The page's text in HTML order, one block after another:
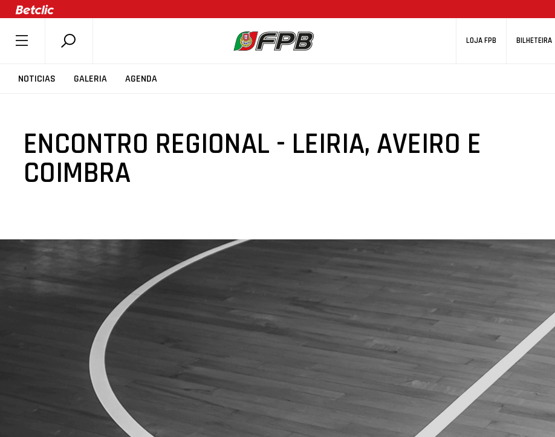
LOJA FPB BILHETEIRA
NOTICIAS GALERIA AGENDA
SOBRE A FPB
COMPETIÇÕES
ASSOCIAÇÕES
CLUBES
SELEÇÕES
MINIBASQUETE
ÁREA TÉCNICA
PROJETOS
ENCONTRO REGIONAL - LEIRIA, AVEIRO E
COIMBRA